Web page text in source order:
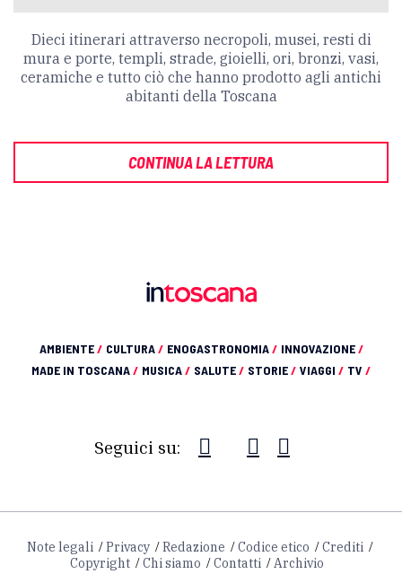
Dieci itinerari attraverso necropoli, musei, resti di
mura e porte, templi, strade, gioielli, ori, bronzi, vasi,
ceramiche e tutto ciò che hanno prodotto agli antichi
abitanti della Toscana
CONTINUA LA LETTURA
AMBIENTE/ CULTURA/ ENOGASTRONOMIA/ INNOVAZIONE/
MADE IN TOSCANA/ MUSICA/ SALUTE/ STORIE/ VIAGGI / TV /
Seguici su:
Note legali Privacy Redazione Codice etico
Crediti
Copyright
Chi siamo Contatti Archivio